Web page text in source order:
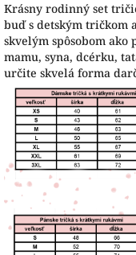
Krásny rodinný set
buď s detským tričkom
skvelým spôsobom ako
mamu, syna, dcérku,
určite skvelá forma